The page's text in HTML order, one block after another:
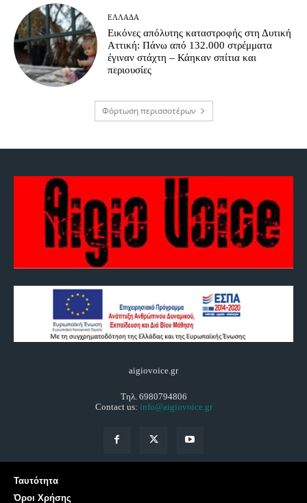
ΕΛΛΆΔΑ
Εικόνες απόλυτης καταστροφής στη Δυτική
Αττική: Πάνω από 132.000 στρέμματα
έγιναν στάχτη – Κάηκαν σπίτια και
περιουσίες
Φόρτωση περισσοτέρων
aigiovoice.gr
Τηλ. 6980794806
Contact us: info@aigiovoice.gr
Ταυτότητα
Όροι Χρήσης